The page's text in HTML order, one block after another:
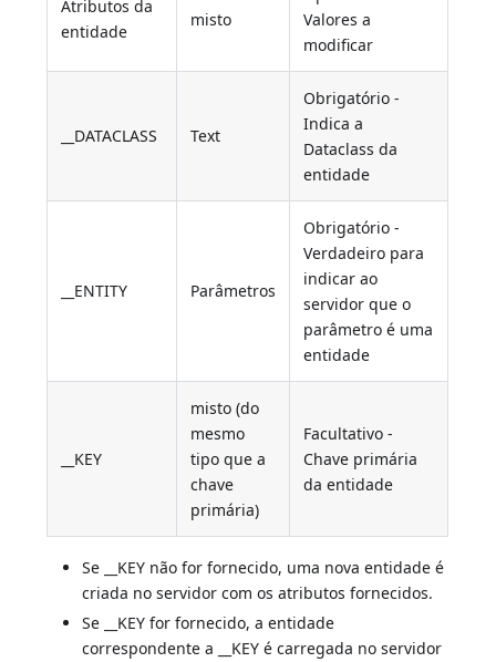
Atributos da
entidade
misto
Valores a
modificar
__DATACLASS Text
Obrigatório -
Indica a
Dataclass da
entidade
__ENTITY Parâmetros
Obrigatório -
Verdadeiro para
indicar ao
servidor que o
parâmetro é uma
entidade
__KEY
misto (do
mesmo
tipo que a
chave
primária)
Facultativo -
Chave primária
da entidade
Se __KEY não for fornecido, uma nova entidade é
criada no servidor com os atributos fornecidos.
Se __KEY for fornecido, a entidade
correspondente a __KEY é carregada no servidor